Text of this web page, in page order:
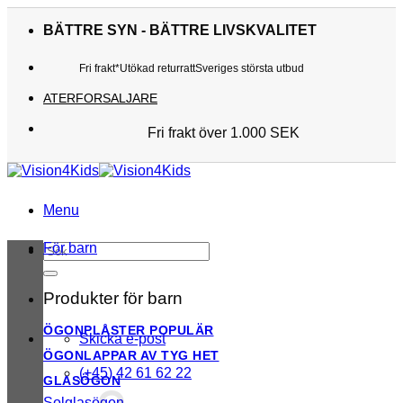
BÄTTRE SYN - BÄTTRE LIVSKVALITET
Fri frakt*Utökad returrattSveriges största utbud
ATERFORSALJARE
Fri frakt över 1.000 SEK
Kunderna älskar oss
Utökad returratt
Sveriges största utbud
Menu
Sök
efter:
Skicka e-post
(+45) 42 61 62 22
För barn
Produkter för barn
ÖGONPLÅSTER
ÖGONLAPPAR AV TYG
GLASÖGON